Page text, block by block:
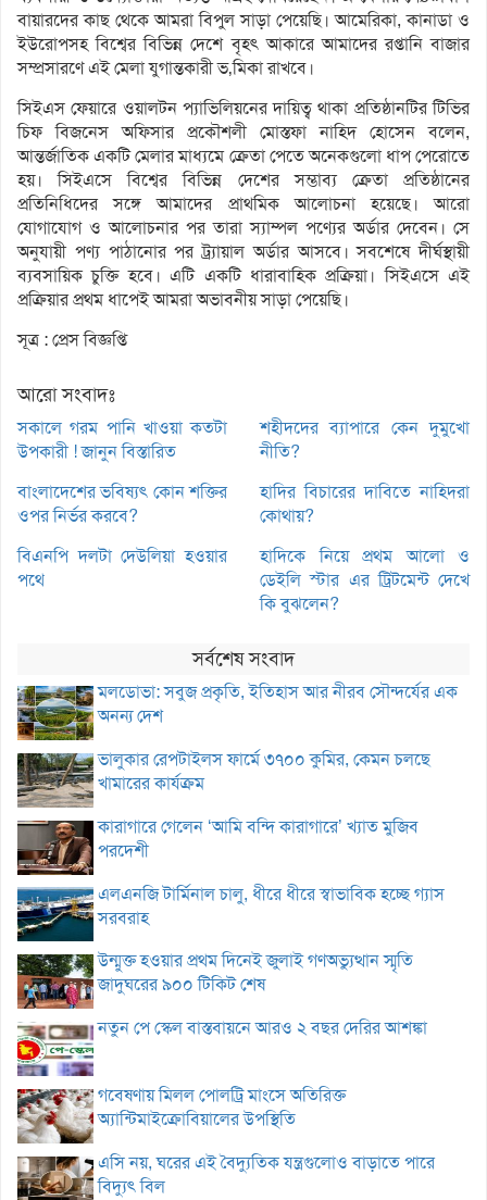
বায়ারদের কাছ থেকে আমরা বিপুল সাড়া পেয়েছি। আমেরিকা, কানাডা ও
ইউরোপসহ বিশ্বের বিভিন্ন দেশে বৃহৎ আকারে আমাদের রপ্তানি বাজার
সম্প্রসারণে এই মেলা যুগান্তকারী ভ‚মিকা রাখবে।
সিইএস ফেয়ারে ওয়ালটন প্যাভিলিয়নের দায়িত্ব থাকা প্রতিষ্ঠানটির টিভির
চিফ বিজনেস অফিসার প্রকৌশলী মোস্তফা নাহিদ হোসেন বলেন,
আন্তর্জাতিক একটি মেলার মাধ্যমে ক্রেতা পেতে অনেকগুলো ধাপ পেরোতে
হয়। সিইএসে বিশ্বের বিভিন্ন দেশের সম্ভাব্য ক্রেতা প্রতিষ্ঠানের
প্রতিনিধিদের সঙ্গে আমাদের প্রাথমিক আলোচনা হয়েছে। আরো
যোগাযোগ ও আলোচনার পর তারা স্যাম্পল পণ্যের অর্ডার দেবেন। সে
অনুযায়ী পণ্য পাঠানোর পর ট্র্যায়াল অর্ডার আসবে। সবশেষে দীর্ঘস্থায়ী
ব্যবসায়িক চুক্তি হবে। এটি একটি ধারাবাহিক প্রক্রিয়া। সিইএসে এই
প্রক্রিয়ার প্রথম ধাপেই আমরা অভাবনীয় সাড়া পেয়েছি।
সূত্র : প্রেস বিজ্ঞপ্তি
আরো সংবাদঃ
সকালে গরম পানি খাওয়া কতটা
উপকারী ! জানুন বিস্তারিত
শহীদদের ব্যাপারে কেন দুমুখো
নীতি?
বাংলাদেশের ভবিষ্যৎ কোন শক্তির
ওপর নির্ভর করবে?
হাদির বিচারের দাবিতে নাহিদরা
কোথায়?
বিএনপি দলটা দেউলিয়া হওয়ার
পথে
হাদিকে নিয়ে প্রথম আলো ও
ডেইলি স্টার এর ট্রিটমেন্ট দেখে
কি বুঝলেন?
সর্বশেষ সংবাদ
মলডোভা: সবুজ প্রকৃতি, ইতিহাস আর নীরব সৌন্দর্যের এক
অনন্য দেশ
ভালুকার রেপটাইলস ফার্মে ৩৭০০ কুমির, কেমন চলছে
খামারের কার্যক্রম
কারাগারে গেলেন ‘আমি বন্দি কারাগারে’ খ্যাত মুজিব
পরদেশী
এলএনজি টার্মিনাল চালু, ধীরে ধীরে স্বাভাবিক হচ্ছে গ্যাস
সরবরাহ
উন্মুক্ত হওয়ার প্রথম দিনেই জুলাই গণঅভ্যুত্থান স্মৃতি
জাদুঘরের ৯০০ টিকিট শেষ
নতুন পে স্কেল বাস্তবায়নে আরও ২ বছর দেরির আশঙ্কা
গবেষণায় মিলল পোলট্রি মাংসে অতিরিক্ত
অ্যান্টিমাইক্রোবিয়ালের উপস্থিতি
এসি নয়, ঘরের এই বৈদ্যুতিক যন্ত্রগুলোও বাড়াতে পারে
বিদ্যুৎ বিল